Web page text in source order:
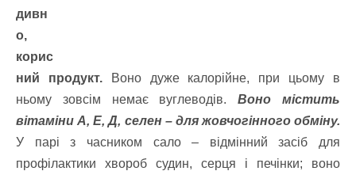
дивн
о,
корис
ний продукт.
Воно дуже калорійне, при цьому в
ньому зовсім немає вуглеводів.Воно містить
вітаміни А, Е, Д, селен – для жовчогінного обміну.
У парі з часником сало – відмінний засіб для
профілактики хвороб судин, серця і печінки; воно